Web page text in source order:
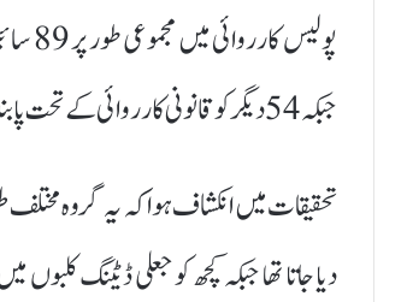
جبکہ 54 دیگر کو قانونی کارروائی کے تحت پابند کیا گیا۔ تفتیش کے دوران تقریباً 40 کروڑ روپے کی دھوکہ دہی کے شواہد سامنے آئے۔
تحقیقات میں انکشاف ہوا کہ یہ گروہ مختلف
دیا جاتا تھا جبکہ کچھ کو جعلی ڈیٹنگ